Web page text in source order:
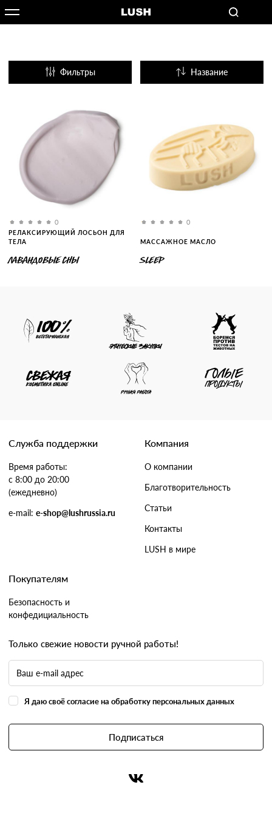
Фильтры Название
0
РЕЛАКСИРУЮЩИЙ ЛОСЬОН ДЛЯ
ТЕЛА
ЛАВАНДОВЫЕ СНЫ
0
МАССАЖНОЕ МАСЛО
SLEEP
Служба поддержки
Время работы:
с 8:00 до 20:00
(ежедневно)
e-mail: e-shop@lushrussia.ru
Компания
О компании
Благотворительность
Статьи
Контакты
LUSH в мире
Покупателям
Безопасность и
конфедициальность
Только свежие новости ручной работы!
Я даю своё согласие на обработку персональных данных
Подписаться